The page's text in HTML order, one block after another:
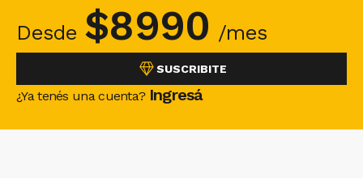
Desde $8990 /mes
SUSCRIBITE
¿Ya tenés una cuenta? Ingresá